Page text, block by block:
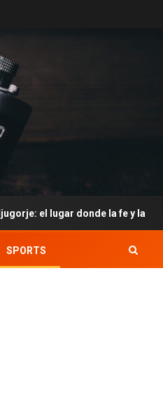
la fe y la miseria humana
SPORTS